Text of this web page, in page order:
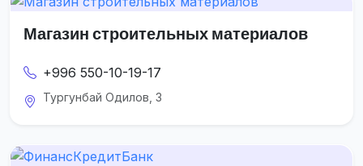
Магазин строительных материалов
+996 550-10-19-17
Тургунбай Одилов, 3